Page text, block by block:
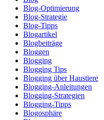
Blog-Optimierung
Blog-Strategie
Blog-Tipps
Blogartikel
Blogbeiträge
Bloggen
Blogging
Blogging Tips
Blogging über Haustiere
Blogging-Anleitungen
Blogging-Strategien
Blogging-Tipps
Blogosphäre